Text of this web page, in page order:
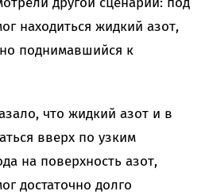
находиться жидкий азот,
поднимавшийся к
что жидкий азот и в
вверх по узким
на поверхность азот,
достаточно долго